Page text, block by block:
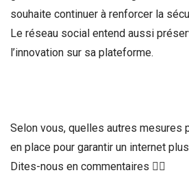
souhaite continuer à renforcer la
Le réseau social entend aussi
l’innovation sur sa plateforme.
Selon vous, quelles autres mesures
en place pour garantir un internet
Dites-nous en commentaires 🙂‍↕️